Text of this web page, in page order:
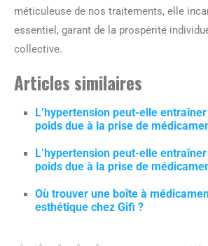
méticuleuse de nos traitements, elle
essentiel, garant de la prospérité
collective.
Articles similaires
L’hypertension peut-elle
poids due à la prise de
L’hypertension peut-elle
poids due à la prise de
Où trouver une boîte à
esthétique chez Gifi ?